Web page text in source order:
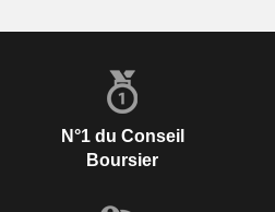
N°1 du Conseil
Boursier